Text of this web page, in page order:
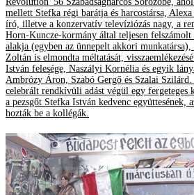
mellett Stefka régi barátja és harcostársa,
író, illetve a konzervatív televíziózás nagy, a
Horn-Kuncze-kormány által teljesen felszámolt
alakja (egyben az ünnepelt akkori munkatársa),
Zoltán is elmondta méltatását,
István felesége, Naszályi Kornélia és egyik
Ambrózy Áron, Szabó Gergő és Szalai
celebrált rendkívüli adást végül egy fergeteges
a pezsgőt Stefka István kedvenc együttesének,
hozták be a kollégák.